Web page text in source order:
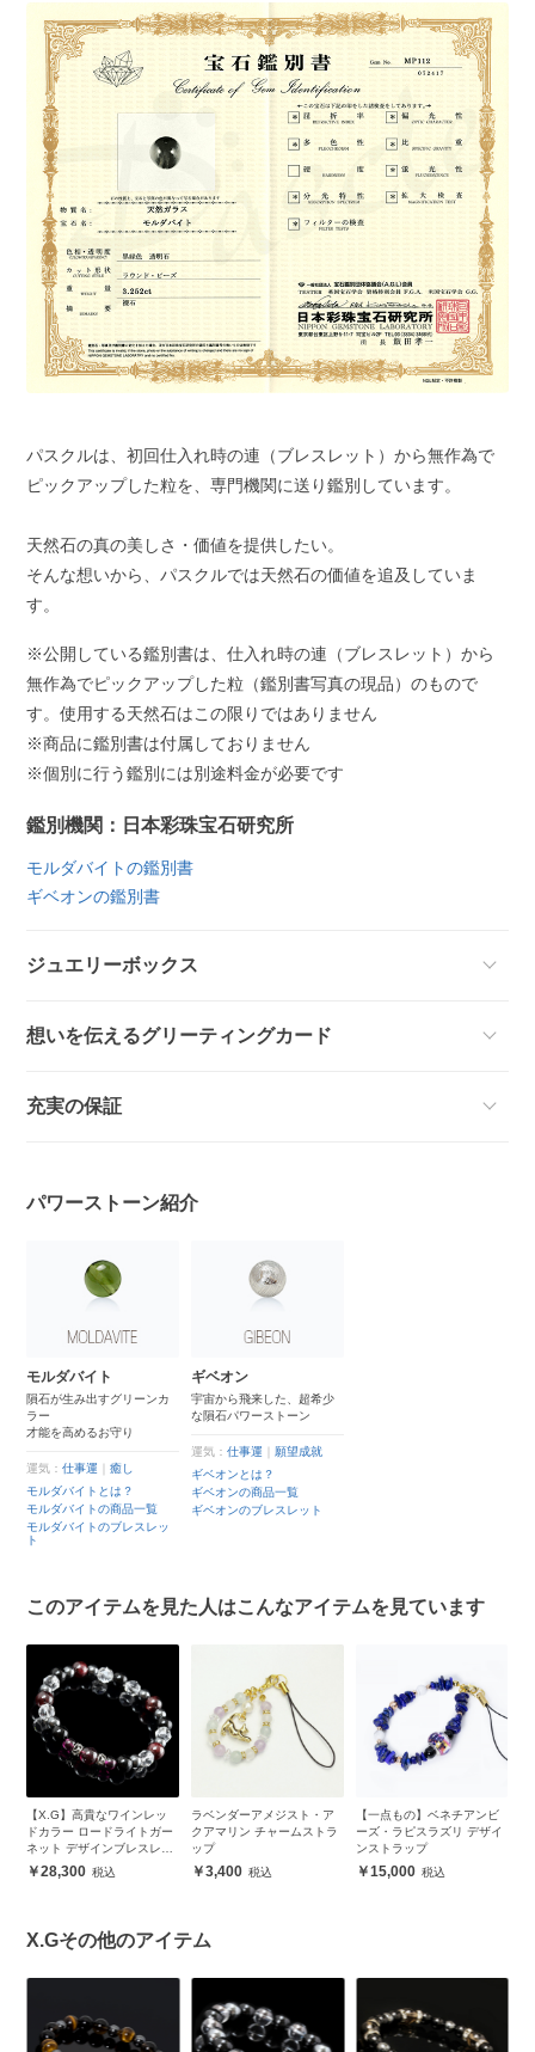
パスクルは、初回仕入れ時の連（ブレスレット）から無作為で
ピックアップした粒を、専門機関に送り鑑別しています。
天然石の真の美しさ・価値を提供したい。
そんな想いから、パスクルでは天然石の価値を追及していま
す。
※公開している鑑別書は、仕入れ時の連（ブレスレット）から
無作為でピックアップした粒（鑑別書写真の現品）のもので
す。使用する天然石はこの限りではありません
※商品に鑑別書は付属しておりません
※個別に行う鑑別には別途料金が必要です
鑑別機関：日本彩珠宝石研究所
モルダバイトの鑑別書
ギベオンの鑑別書
ジュエリーボックス
想いを伝えるグリーティングカード
充実の保証
パワーストーン紹介
モルダバイト
隕石が生み出すグリーンカ
ラー
才能を高めるお守り
運気：仕事運 ｜癒し
モルダバイトとは？
モルダバイトの商品一覧
モルダバイトのブレスレッ
ト
ギベオン
宇宙から飛来した、超希少
な隕石パワーストーン
運気：仕事運
願望成就
ギベオンとは？
ギベオンの商品一覧
ギベオンのブレスレット
このアイテムを見た人はこんなアイテムを見ています
【X.G】高貴なワインレッ
ドカラー ロードライトガー
ネット デザインブレスレッ
ト メンズ
28,300
ラベンダーアメジスト・ア
クアマリン チャームストラ
ップ
3,400
【一点もの】ベネチアンビ
ーズ・ラピスラズリ デザイ
ンストラップ
15,000
X.Gその他のアイテム